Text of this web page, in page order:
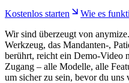
Kostenlos starten
Wie es
Wir sind überzeugt von
Werkzeug, das Mandanten-,
berührt, reicht ein Demo-Video
Zugang – alle Modelle, alle
um sicher zu sein, bevor du uns